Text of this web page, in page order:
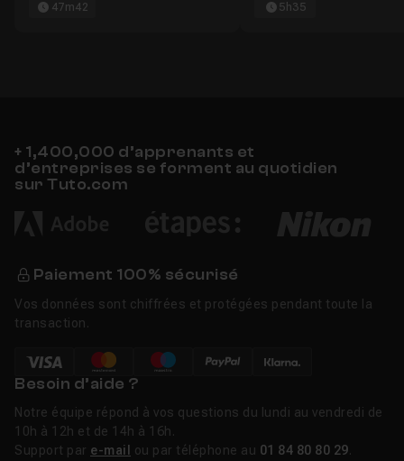
47m42 5h35
+ 1,400,000 d’apprenants et
d’entreprises se forment au quotidien
sur Tuto.com
Paiement 100% sécurisé
Vos données sont chiffrées et protégées pendant toute la
transaction.
Besoin d’aide ?
Notre équipe répond à vos questions du lundi au vendredi de
10h à 12h et de 14h à 16h.
Support par e-mail ou par téléphone au 01 84 80 80 29